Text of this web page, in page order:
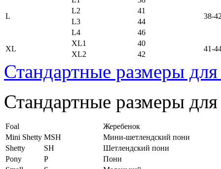
L
38-
L2
41
L3
44
L4
46
XL
XL1 40
41-
XL2 42
Стандартные размеры
Стандартные размеры
Foal
Жеребенок
Mini Shetty MSH
Мини-шетлендский пони
Shetty
SH
Шетлендский пони
Pony
P
Пони